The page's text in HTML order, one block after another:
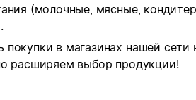
(молочные, мясные,
в магазинах нашей
расширяем выбор продукции!